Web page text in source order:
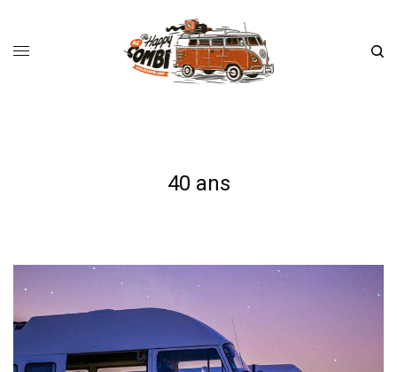
40 ans